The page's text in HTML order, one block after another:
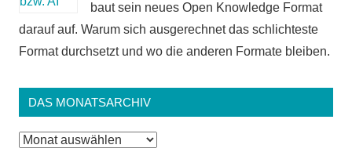
baut sein neues Open Knowledge Format
darauf auf. Warum sich ausgerechnet das schlichteste
Format durchsetzt und wo die anderen Formate bleiben.
DAS MONATSARCHIV
Das